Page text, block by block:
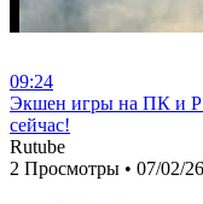
09:24
⁣Экшен игры на ПК и
сейчас!
Rutube
2 Просмотры • 07/02/26